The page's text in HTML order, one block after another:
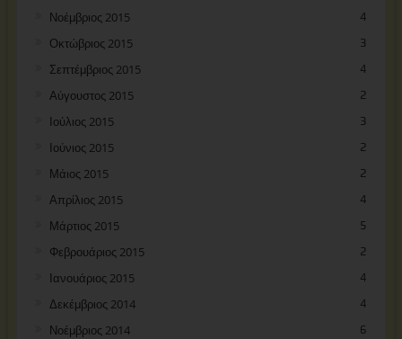
Νοέμβριος 2015 4
Οκτώβριος 2015 3
Σεπτέμβριος 2015 4
Αύγουστος 2015 2
Ιούλιος 2015 3
Ιούνιος 2015 2
Μάιος 2015 2
Απρίλιος 2015 4
Μάρτιος 2015 5
Φεβρουάριος 2015 2
Ιανουάριος 2015 4
Δεκέμβριος 2014 4
Νοέμβριος 2014 6